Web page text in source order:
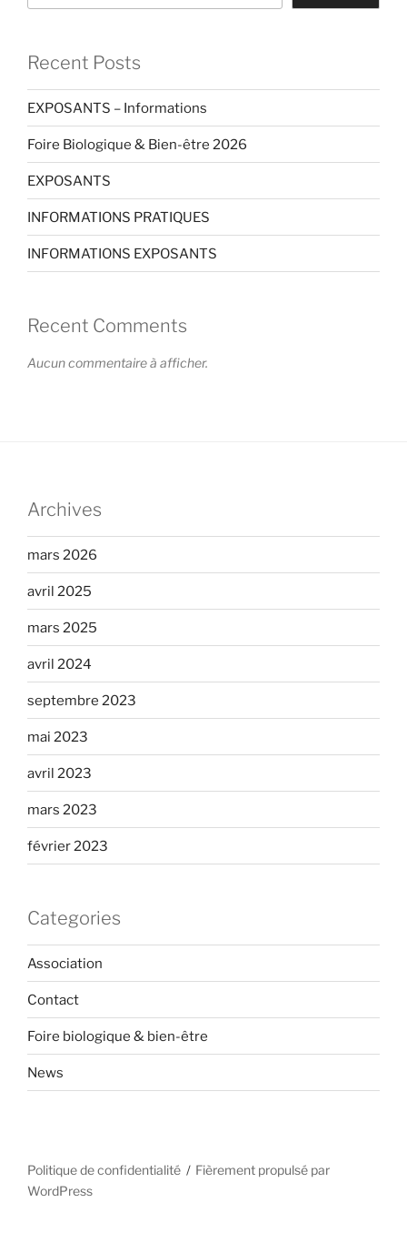
Recent Posts
EXPOSANTS – Informations
Foire Biologique & Bien-être 2026
EXPOSANTS
INFORMATIONS PRATIQUES
INFORMATIONS EXPOSANTS
Recent Comments
Aucun commentaire à afficher.
Archives
mars 2026
avril 2025
mars 2025
avril 2024
septembre 2023
mai 2023
avril 2023
mars 2023
février 2023
Categories
Association
Contact
Foire biologique & bien-être
News
Politique de confidentialité
Fièrement propulsé par
WordPress